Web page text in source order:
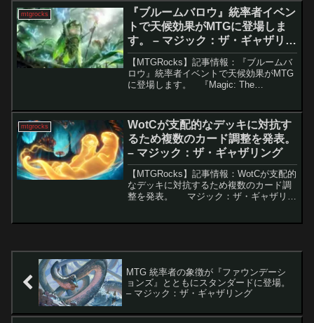
す。しかし、その性能の高さと価格の高
さから、多...
mtgrocks
『ブルームバロウ』統率者イベン
トで天候効果がMTGに登場しま
す。 – マジック：ザ・ギャザリン
グ
【MTGRocks】記事情報：『ブルームバ
ロウ』統率者イベントで天候効果がMTG
に登場します。 『Magic: The
たが、これまで専用の天候システム...
mtgrocks
WotCが支配的なデッキに対抗す
るため複数のカード調整を発表。
– マジック：ザ・ギャザリング
【MTGRocks】記事情報：WotCが支配的
なデッキに対抗するため複数のカード調
整を発表。 マジック：ザ・ギャザリン
MTG 統率者の象徴が『ファウンデーシ
ョンズ』とともにスタンダードに登場。
– マジック：ザ・ギャザリング